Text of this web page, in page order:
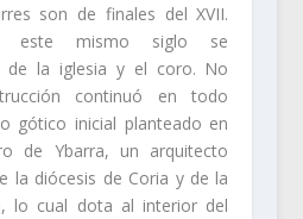
son de finales del XVII.
este mismo siglo se
de la iglesia y el coro. No
continuó en todo
gótico inicial planteado en
de Ybarra, un arquitecto
la diócesis de Coria y de la
lo cual dota al interior del